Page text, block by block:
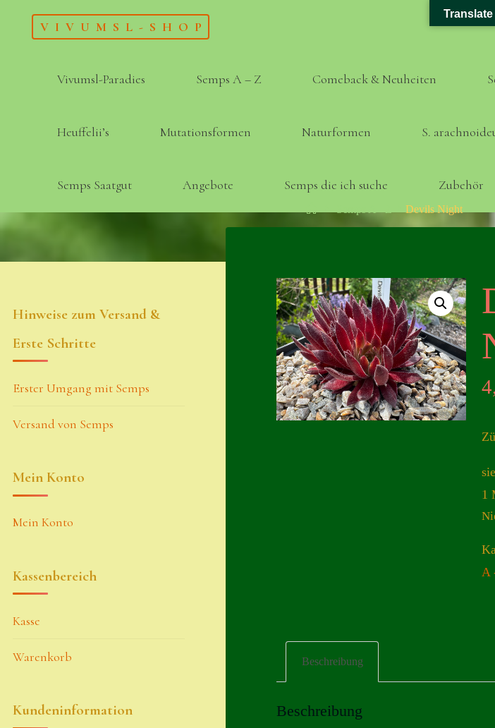
VIVUMSL-SHOP
Vivumsl-Paradies Semps A – Z Comeback & Neuheiten
Heuffelii’s Mutationsformen Naturformen S.
Semps Saatgut Angebote Semps die ich suche Zubehör
Semps A - Z Devils Night
1
A
Beschreibung
Beschreibung
Hinweise zum Versand &
Erste Schritte
Erster Umgang mit Semps
Versand von Semps
Mein Konto
Mein Konto
Kassenbereich
Kasse
Warenkorb
Kundeninformation
Translate